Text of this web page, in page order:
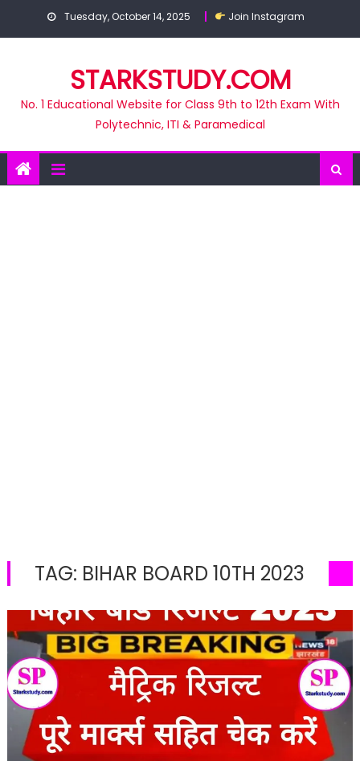
Tuesday, October 14, 2025 Join Instagram
STARKSTUDY.COM
No. 1 Educational Website for Class 9th to 12th Exam With
Polytechnic, ITI & Paramedical
TAG: BIHAR BOARD 10TH 2023